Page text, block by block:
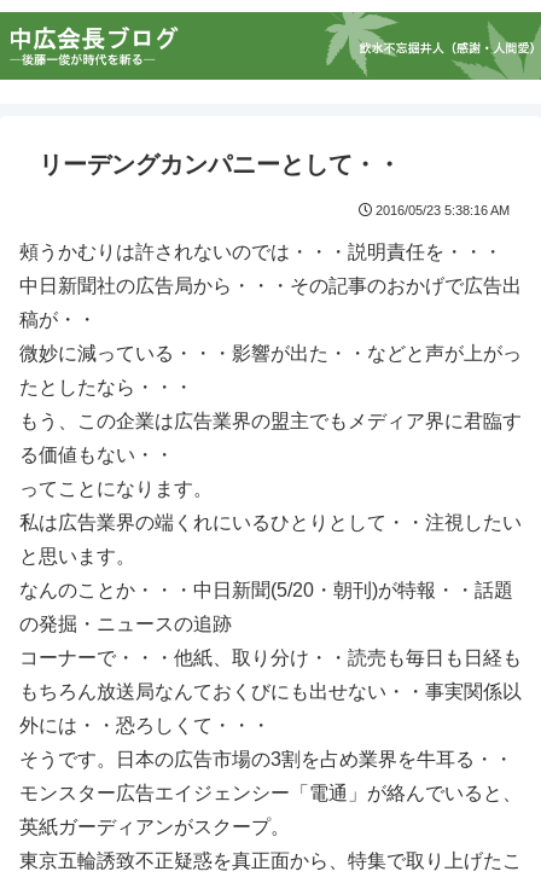
リーデングカンパニーとして・・
2016/05/23 5:38:16 AM
頰うかむりは許されないのでは・・・説明責任を・・・
中日新聞社の広告局から・・・その記事のおかげで広告出
稿が・・
微妙に減っている・・・影響が出た・・などと声が上がっ
たとしたなら・・・
もう、この企業は広告業界の盟主でもメディア界に君臨す
る価値もない・・
ってことになります。
私は広告業界の端くれにいるひとりとして・・注視したい
と思います。
なんのことか・・・中日新聞(5/20・朝刊)が特報・・話題
の発掘・ニュースの追跡
コーナーで・・・他紙、取り分け・・読売も毎日も日経も
もちろん放送局なんておくびにも出せない・・事実関係以
外には・・恐ろしくて・・・
そうです。日本の広告市場の3割を占め業界を牛耳る・・
モンスター広告エイジェンシー「電通」が絡んでいると、
英紙ガーディアンがスクープ。
東京五輪誘致不正疑惑を真正面から、特集で取り上げたこ